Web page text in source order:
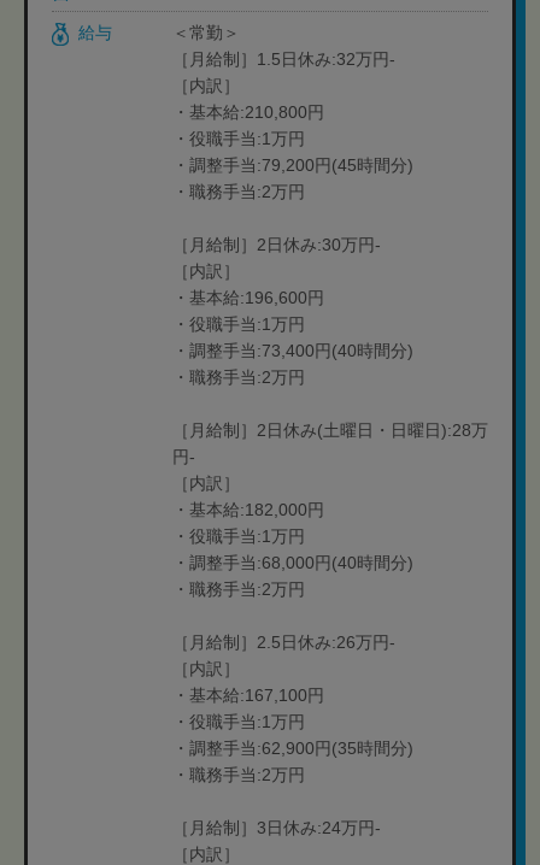
給与
＜常勤＞
［月給制］1.5日休み:32万円-
［内訳］
・基本給:210,800円
・役職手当:1万円
・調整手当:79,200円(45時間分)
・職務手当:2万円
［月給制］2日休み:30万円-
［内訳］
・基本給:196,600円
・役職手当:1万円
・調整手当:73,400円(40時間分)
・職務手当:2万円
［月給制］2日休み(土曜日・日曜日):28万
円-
［内訳］
・基本給:182,000円
・役職手当:1万円
・調整手当:68,000円(40時間分)
・職務手当:2万円
［月給制］2.5日休み:26万円-
［内訳］
・基本給:167,100円
・役職手当:1万円
・調整手当:62,900円(35時間分)
・職務手当:2万円
［月給制］3日休み:24万円-
［内訳］